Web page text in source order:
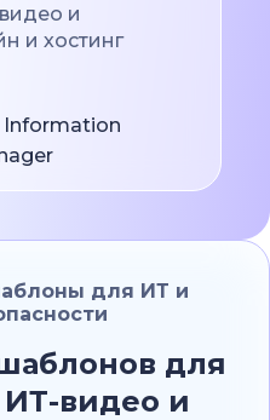
и
и хостинг
Information
для ИТ и
для
видео и